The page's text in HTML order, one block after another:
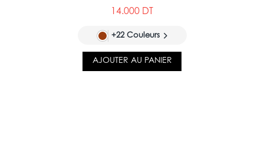
14.000 DT
+22 Couleurs
AJOUTER AU PANIER